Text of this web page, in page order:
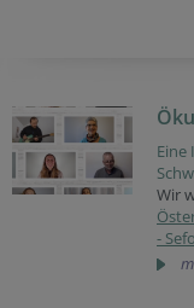
Eine
Wir
-